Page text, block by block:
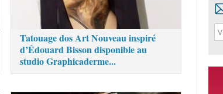
Tatouage dos Art Nouveau inspiré
d’Édouard Bisson disponible au
studio Graphicaderme...